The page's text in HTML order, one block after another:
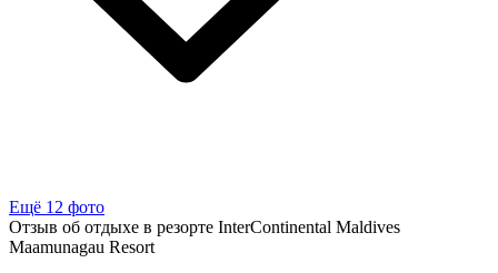
Ещё 12 фото
Отзыв об отдыхе в резорте InterContinental Maldives
Maamunagau Resort